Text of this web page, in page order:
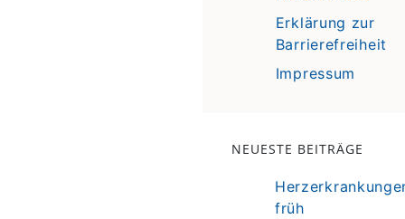
Erklärung zur
Barrierefreiheit
Impressum
NEUESTE BEITRÄGE
früh